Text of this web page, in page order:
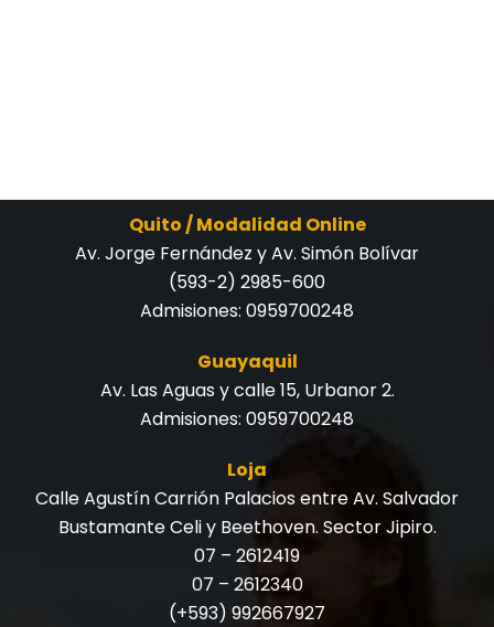
Quito / Modalidad Online
Av. Jorge Fernández y Av. Simón Bolívar
(593-2) 2985-600
Admisiones: 0959700248
Guayaquil
Av. Las Aguas y calle 15, Urbanor 2.
Admisiones: 0959700248
Loja
Calle Agustín Carrión Palacios entre Av. Salvador
Bustamante Celi y Beethoven. Sector Jipiro.
07 – 2612419
07 – 2612340
(+593) 992667927